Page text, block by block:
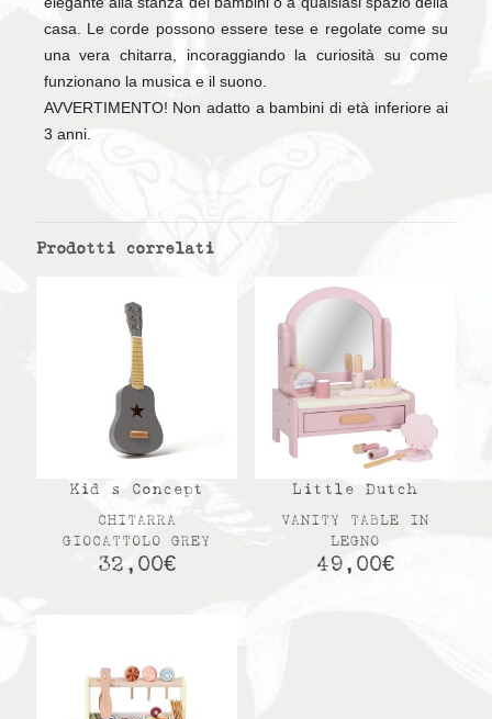
casa. Le corde possono essere tese e regolate come su
una vera chitarra, incoraggiando la curiosità su come
funzionano la musica e il suono.
AVVERTIMENTO! Non adatto a bambini di età inferiore ai
3 anni.
Prodotti correlati
Kid s Concept
CHITARRA
GIOCATTOLO GREY
32,00€
Little Dutch
VANITY TABLE IN
LEGNO
49,00€